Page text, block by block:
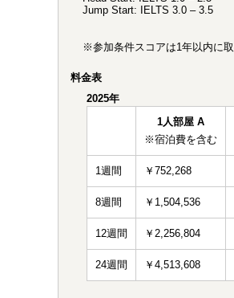
Jump Start: IELTS 3.0 – 3.5
※参加条件スコアは1年以内に
料金表
2025年
1人部屋 A
※宿泊費を含む
1週間 ￥752,268
8週間 ￥1,504,536
12週間 ￥2,256,804
24週間 ￥4,513,608